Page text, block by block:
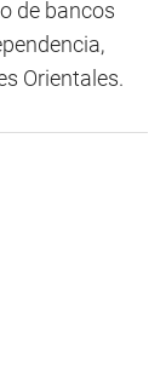
de bancos
Orientales.